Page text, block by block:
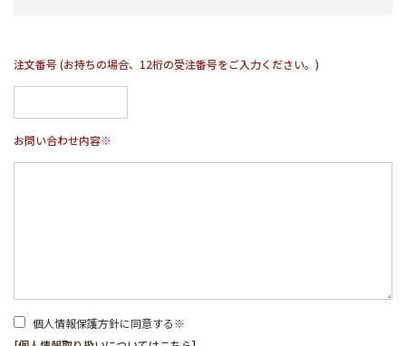
注文番号 (お持ちの場合、12桁の受注番号をご入力ください。)
お問い合わせ内容※
個人情報保護方針に同意する※